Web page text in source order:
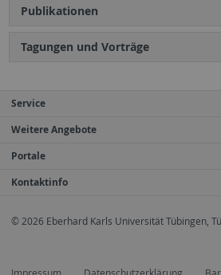
Publikationen
Tagungen und Vorträge
Service
Weitere Angebote
Portale
Kontaktinfo
© 2026 Eberhard Karls Universität Tübingen,